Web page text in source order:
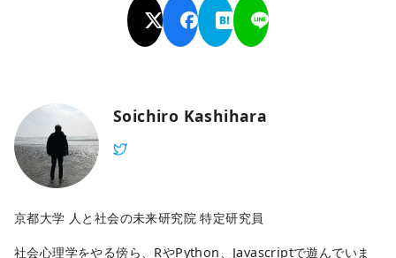
Soichiro Kashihara
京都大学 人と社会の未来研究院 特定研究員
社会心理学をやる傍ら、RやPython、Javascriptで遊んでいま